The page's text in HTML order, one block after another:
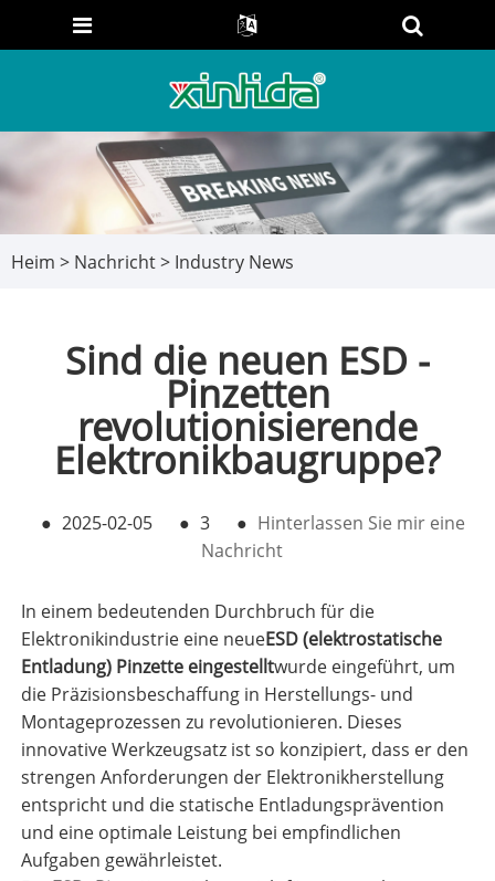
Heim > Nachricht> Industry News
Sind die neuen ESD -
Pinzetten
revolutionisierende
Elektronikbaugruppe?
● 2025-02-05 ● 3 ● Hinterlassen Sie mir eine
Nachricht
In einem bedeutenden Durchbruch für die
Elektronikindustrie eine neueESD (elektrostatische
Entladung) Pinzette eingestelltwurde eingeführt, um
die Präzisionsbeschaffung in Herstellungs- und
Montageprozessen zu revolutionieren. Dieses
innovative Werkzeugsatz ist so konzipiert, dass er den
strengen Anforderungen der Elektronikherstellung
entspricht und die statische Entladungsprävention
und eine optimale Leistung bei empfindlichen
Aufgaben gewährleistet.